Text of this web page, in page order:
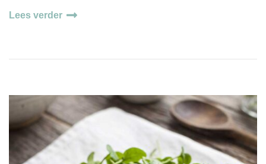
Lees verder